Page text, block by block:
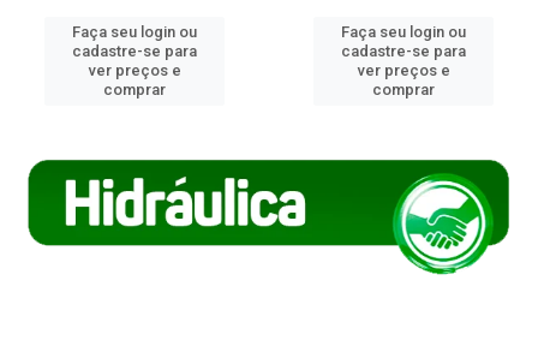
Faça seu login ou
cadastre-se para
ver preços e
comprar
Faça seu login ou
cadastre-se para
ver preços e
comprar